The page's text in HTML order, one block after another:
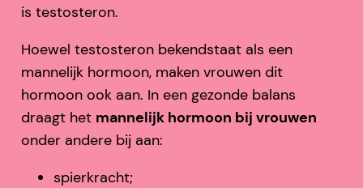
is testosteron.
Hoewel testosteron bekendstaat als een
mannelijk hormoon, maken vrouwen dit
hormoon ook aan. In een gezonde balans
draagt het mannelijk hormoon bij vrouwen
onder andere bij aan:
spierkracht;